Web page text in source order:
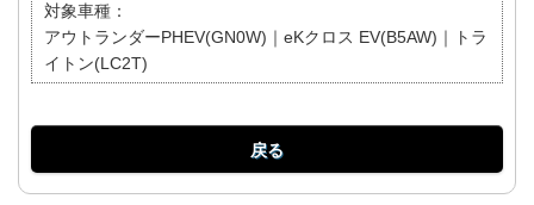
対象車種：
アウトランダーPHEV(GN0W)｜eKクロス EV(B5AW)｜トラ
イトン(LC2T)
戻る